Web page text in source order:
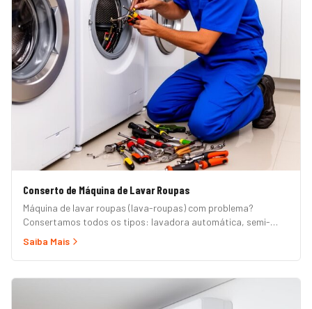
Conserto de Máquina de Lavar Roupas
Máquina de lavar roupas (lava-roupas) com problema?
Consertamos todos os tipos: lavadora automática, semi-
automática, tanquinho, abertura superior e frontal. Marcas
Continental e Mueller. Atendimento em domicílio com
orçamento grátis.
Saiba Mais